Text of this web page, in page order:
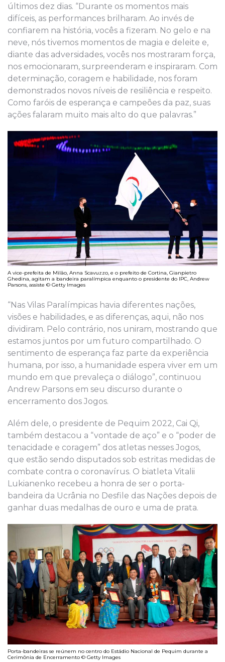
últimos dez dias. “Durante os momentos mais
difíceis, as performances brilharam. Ao invés de
confiarem na história, vocês a fizeram. No gelo e na
neve, nós tivemos momentos de magia e deleite e,
diante das adversidades, vocês nos mostraram força,
nos emocionaram, surpreenderam e inspiraram. Com
determinação, coragem e habilidade, nos foram
demonstrados novos níveis de resiliência e respeito.
Como faróis de esperança e campeões da paz, suas
ações falaram muito mais alto do que palavras.”
A vice-prefeita de Milão, Anna Scavuzzo, e o prefeito de Cortina, Gianpietro
Ghedina, agitam a bandeira paralímpica enquanto o presidente do IPC, Andrew
Parsons, assiste © Getty Images
“Nas Vilas Paralímpicas havia diferentes nações,
visões e habilidades, e as diferenças, aqui, não nos
dividiram. Pelo contrário, nos uniram, mostrando que
estamos juntos por um futuro compartilhado. O
sentimento de esperança faz parte da experiência
humana, por isso, a humanidade espera viver em um
mundo em que prevaleça o diálogo”, continuou
Andrew Parsons em seu discurso durante o
encerramento dos Jogos.
Além dele, o presidente de Pequim 2022, Cai Qi,
também destacou a “vontade de aço” e o “poder de
tenacidade e coragem” dos atletas nesses Jogos,
que estão sendo disputados sob estritas medidas de
combate contra o coronavírus. O biatleta Vitalii
Lukianenko recebeu a honra de ser o porta-
bandeira da Ucrânia no Desfile das Nações depois de
ganhar duas medalhas de ouro e uma de prata.
Porta-bandeiras se reúnem no centro do Estádio Nacional de Pequim durante a
Cerimônia de Encerramento © Getty Images